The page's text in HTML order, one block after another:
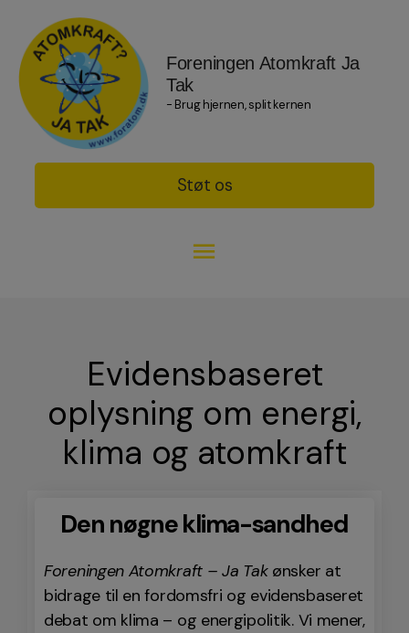
Foreningen Atomkraft Ja
Tak
- Brug hjernen, split kernen
Støt os
Evidensbaseret
oplysning om energi,
klima og atomkraft
Den nøgne klima-sandhed
Foreningen Atomkraft – Ja Tak ønsker at
bidrage til en fordomsfri og evidensbaseret
debat om klima – og energipolitik. Vi mener,